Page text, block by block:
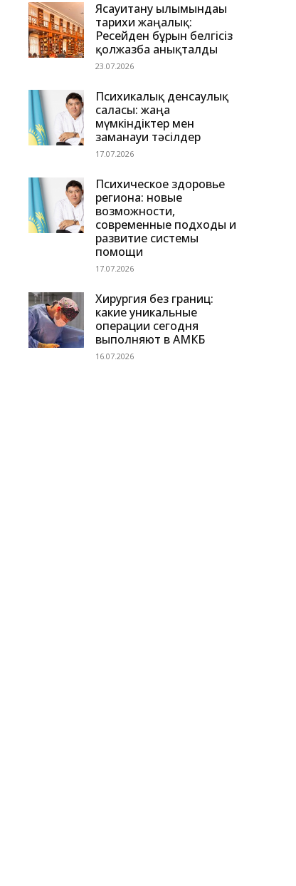
Ясауитану ғылымындағы
тарихи жаңалық:
Ресейден бұрын белгісіз
қолжазба анықталды
23.07.2026
Психикалық денсаулық
саласы: жаңа
мүмкіндіктер мен
заманауи тәсілдер
17.07.2026
Психическое здоровье
региона: новые
возможности,
современные подходы и
развитие системы
помощи
17.07.2026
Хирургия без границ:
какие уникальные
операции сегодня
выполняют в АМКБ
16.07.2026